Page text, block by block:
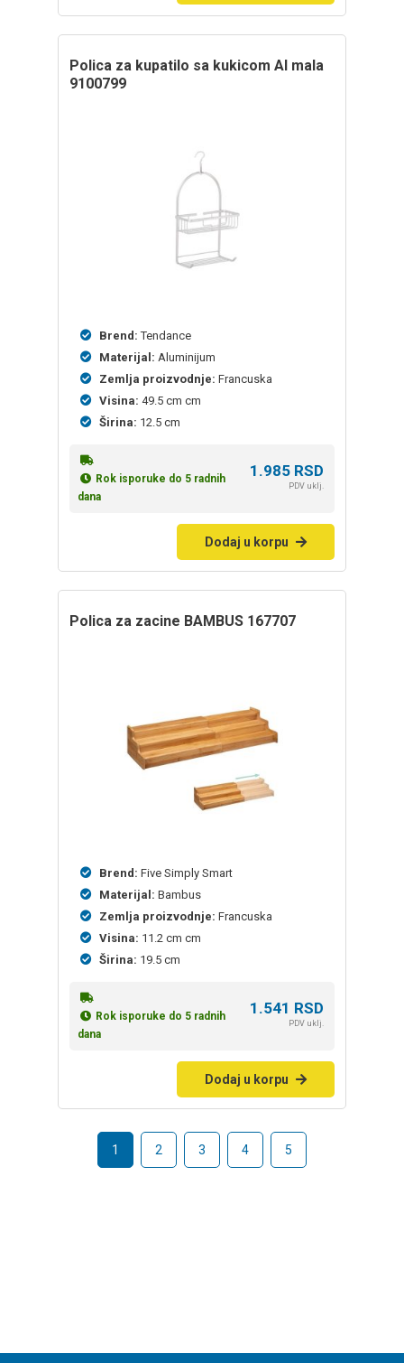
Polica za kupatilo sa kukicom Al mala
9100799
Brend: Tendance
Materijal: Aluminijum
Zemlja proizvodnje: Francuska
Visina: 49.5 cm cm
Širina: 12.5 cm
Rok isporuke do 5 radnih
dana
1.985 RSD
PDV uklj.
Dodaj u korpu
Polica za zacine BAMBUS 167707
Brend: Five Simply Smart
Materijal: Bambus
Zemlja proizvodnje: Francuska
Visina: 11.2 cm cm
Širina: 19.5 cm
Rok isporuke do 5 radnih
dana
1.541 RSD
PDV uklj.
Dodaj u korpu
1 2 3 4 5